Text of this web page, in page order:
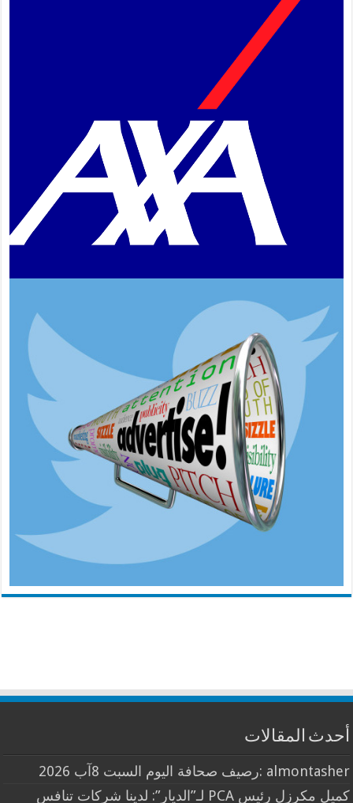
أحدث المقالات
almontasher :رصيف صحافة اليوم السبت 8آب 2026
كميل مكرزل رئيس PCA لـ”الديار”: لدينا شركات تنافس